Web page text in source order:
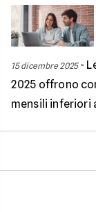
15 dicembre 2025-
2025 offrono
mensili inferiori